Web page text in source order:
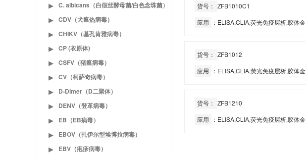
▶
C. albicans（白假丝酵母菌/白色念珠菌）
▶
CDV（犬瘟热病毒）
▶
CHIKV（基孔肯雅病毒）
▶
CP (衣原体)
▶
CSFV（猪瘟病毒）
▶
CV（柯萨奇病毒）
▶
D-Dimer（D二聚体）
▶
DENV（登革病毒）
▶
EB（EB病毒）
▶
EBOV（扎伊尔型埃博拉病毒）
▶
EBV（疱疹病毒）
货号： ZFB1010C1
应用
：ELISA,CLIA,荧光免疫层析,胶体金
货号： ZFB1012
应用
：ELISA,CLIA,荧光免疫层析,胶体金
货号： ZFB1210
应用
：ELISA,CLIA,荧光免疫层析,胶体金